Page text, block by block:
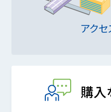
アクセ
購入